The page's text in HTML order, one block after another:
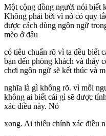
Một cộng đồng người nói biết
Không phải bởi vì nó có quy
được cách dùng ngôn ngữ
mèo ở đâu
có tiêu chuẩn rõ vì ta đều biết
bạn đến phòng khách và thấy
chơi ngôn ngữ sẽ kết thúc và
nghĩa là gì không rõ. vì mỗi
không ai biết cái gì sẽ được
xác điều này. Nó
xong. Ai thiếu chính xác điều